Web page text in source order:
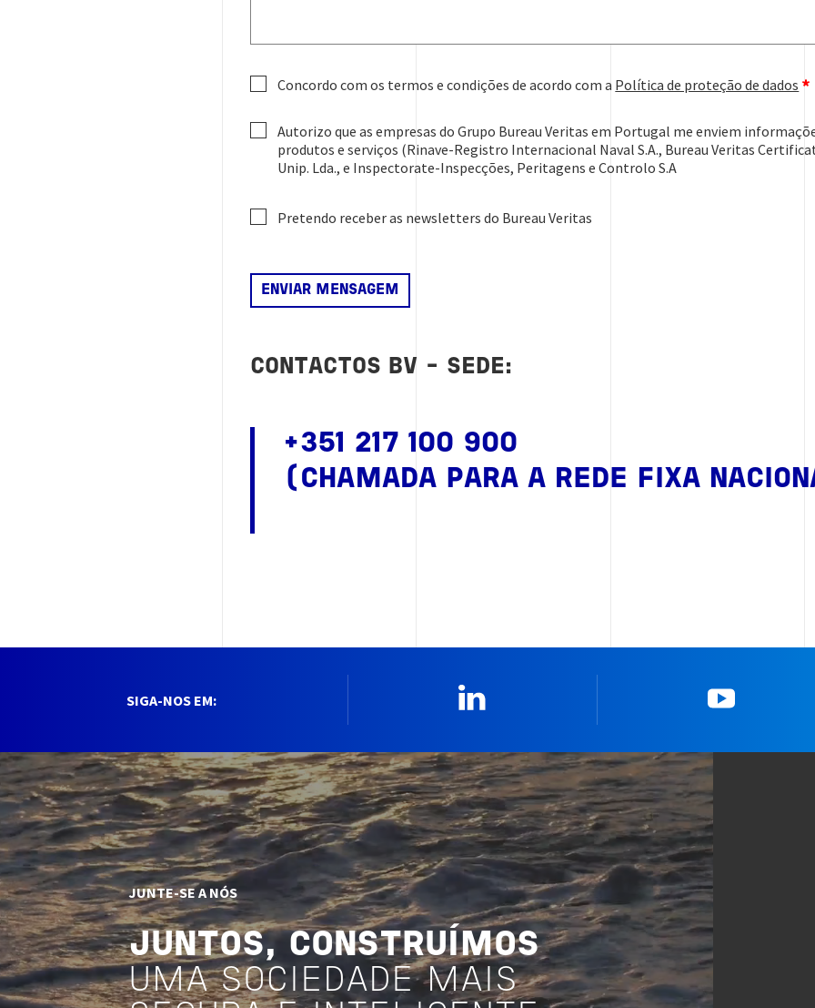
Concordo com os termos e condições de acordo com a Política de proteção de dados
Autorizo que as empresas do Grupo Bureau Veritas em Portugal me enviem
produtos e serviços (Rinave-Registro Internacional Naval S.A., Bureau Veritas
Unip. Lda., e Inspectorate-Inspecções, Peritagens e Controlo S.A
Pretendo receber as newsletters do Bureau Veritas
CONTACTOS BV - SEDE:
+351 217 100 900
(CHAMADA PARA A REDE FIXA
SIGA-NOS EM:
JUNTE-SE A NÓS
JUNTOS, CONSTRUÍMOS
UMA SOCIEDADE MAIS